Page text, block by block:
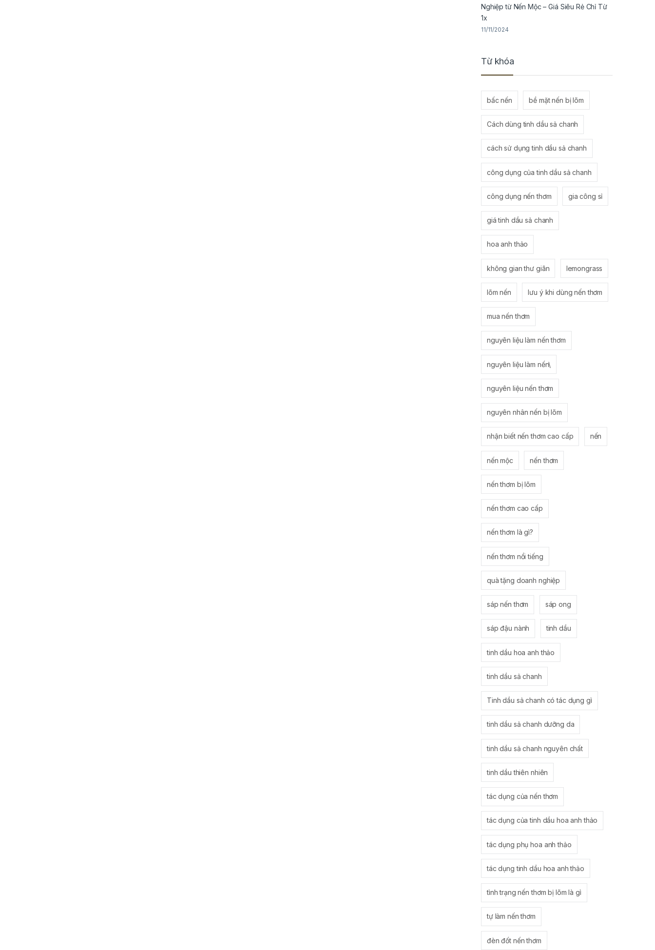
Nghiệp từ Nến Mộc – Giá Siêu Rẻ Chỉ Từ
1x
11/11/2024
Từ khóa
bấc nến bề mặt nến bị lõm
Cách dùng tinh dầu sả chanh
cách sử dụng tinh dầu sả chanh
công dụng của tinh dầu sả chanh
công dụng nến thơm gia công sỉ
giá tinh dầu sả chanh
hoa anh thảo
không gian thư giãn lemongrass
lõm nến lưu ý khi dùng nến thơm
mua nến thơm
nguyên liệu làm nến thơm
nguyên liệu làm nến\
nguyên liệu nến thơm
nguyên nhân nến bị lõm
nhận biết nến thơm cao cấp nến
nến mộc nến thơm
nến thơm bị lõm
nến thơm cao cấp
nến thơm là gì?
nến thơm nổi tiếng
quà tặng doanh nghiệp
sáp nến thơm sáp ong
sáp đậu nành tinh dầu
tinh dầu hoa anh thảo
tinh dầu sả chanh
Tinh dầu sả chanh có tác dụng gì
tinh dầu sả chanh dưỡng da
tinh dầu sả chanh nguyên chất
tinh dầu thiên nhiên
tác dụng của nến thơm
tác dụng của tinh dầu hoa anh thảo
tác dụng phụ hoa anh thảo
tác dụng tinh dầu hoa anh thảo
tình trạng nến thơm bị lõm là gì
tự làm nến thơm
đèn đốt nến thơm